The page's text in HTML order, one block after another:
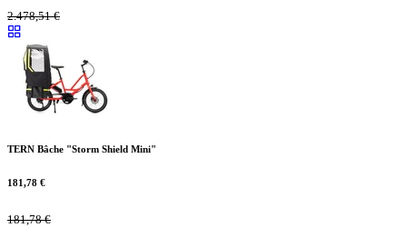
2.478,51€
TERN Bâche "Storm Shield Mini"
181,78 €
181,78€